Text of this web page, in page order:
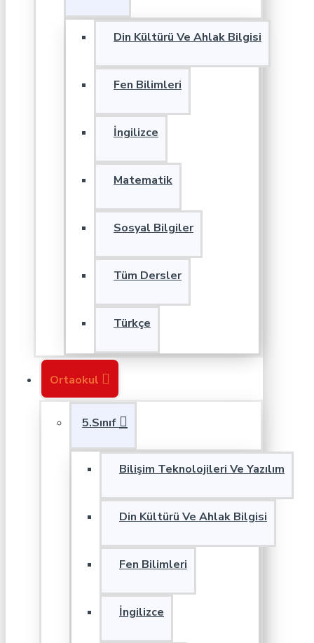
Din Kültürü Ve Ahlak Bilgisi
Fen Bilimleri
İngilizce
Matematik
Sosyal Bilgiler
Tüm Dersler
Türkçe
Ortaokul
5.Sınıf
Bilişim Teknolojileri Ve Yazılım
Din Kültürü Ve Ahlak Bilgisi
Fen Bilimleri
İngilizce